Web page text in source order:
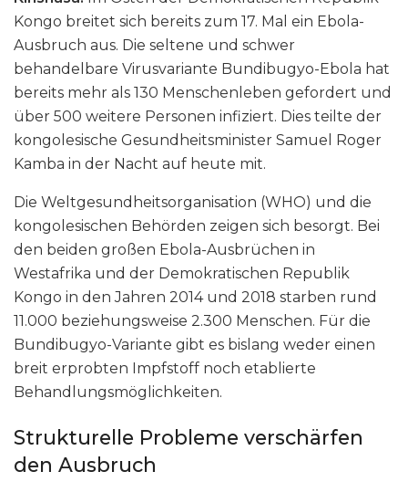
Kongo breitet sich bereits zum 17. Mal ein Ebola-
Ausbruch aus. Die seltene und schwer
behandelbare Virusvariante Bundibugyo-Ebola hat
bereits mehr als 130 Menschenleben gefordert und
über 500 weitere Personen infiziert. Dies teilte der
kongolesische Gesundheitsminister Samuel Roger
Kamba in der Nacht auf heute mit.
Die Weltgesundheitsorganisation (WHO) und die
kongolesischen Behörden zeigen sich besorgt. Bei
den beiden großen Ebola-Ausbrüchen in
Westafrika und der Demokratischen Republik
Kongo in den Jahren 2014 und 2018 starben rund
11.000 beziehungsweise 2.300 Menschen. Für die
Bundibugyo-Variante gibt es bislang weder einen
breit erprobten Impfstoff noch etablierte
Behandlungsmöglichkeiten.
Strukturelle Probleme verschärfen
den Ausbruch